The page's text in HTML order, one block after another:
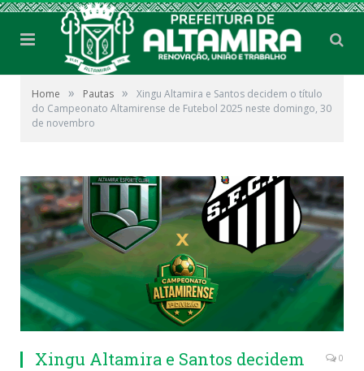
Home » Pautas »
Xingu Altamira e Santos decidem o título
do Campeonato Altamirense de Futebol 2025 neste domingo, 30
de novembro
Xingu Altamira e Santos decidem
0